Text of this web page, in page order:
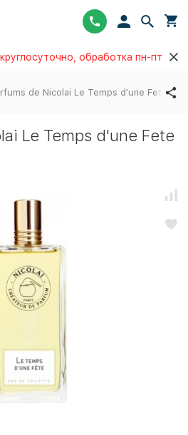
обработка пн-пт
de Nicolai Le Temps d'une Fete
Le Temps d'une Fete